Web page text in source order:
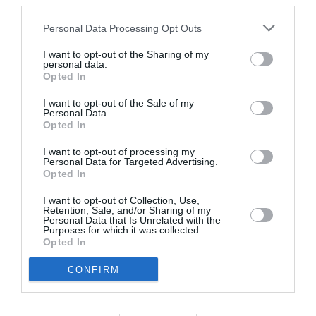
Personal Data Processing Opt Outs
I want to opt-out of the Sharing of my
personal data.
Opted In
I want to opt-out of the Sale of my
Personal Data.
Opted In
I want to opt-out of processing my
Personal Data for Targeted Advertising.
Opted In
I want to opt-out of Collection, Use,
Retention, Sale, and/or Sharing of my
Personal Data that Is Unrelated with the
Purposes for which it was collected.
Opted In
CONFIRM
DERNIERS COMMENTAIRES
atplhkta commenté l'article :
arrivées plus longues, des correspondances à risque
Manfoua commenté l'article :
Pyramides, croisières et mer Rouge : l’Égypte mise sur
une saison record malgré le contexte géopolitique